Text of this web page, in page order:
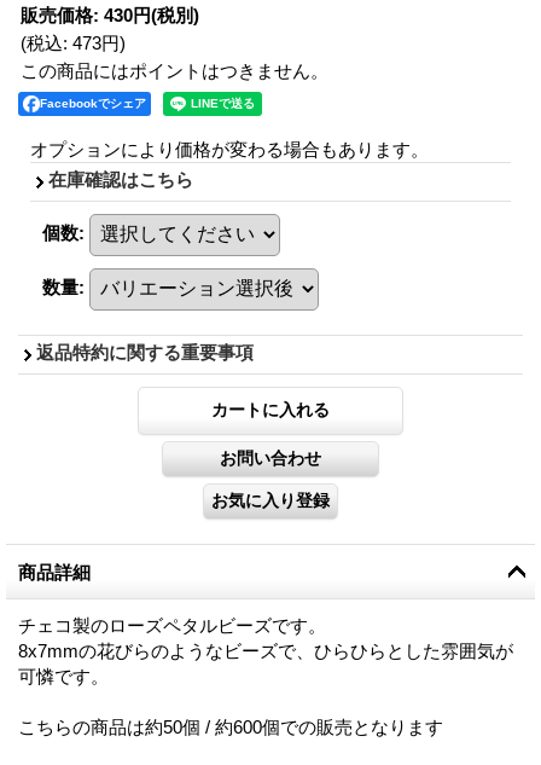
販売価格: 430円(税別)
(税込: 473円)
この商品にはポイントはつきません。
Facebookでシェア
オプションにより価格が変わる場合もあります。
在庫確認はこちら
個数:
数量:
返品特約に関する重要事項
商品詳細
チェコ製のローズペタルビーズです。
8x7mmの花びらのようなビーズで、ひらひらとした雰囲気が
可憐です。
こちらの商品は約50個 / 約600個での販売となります